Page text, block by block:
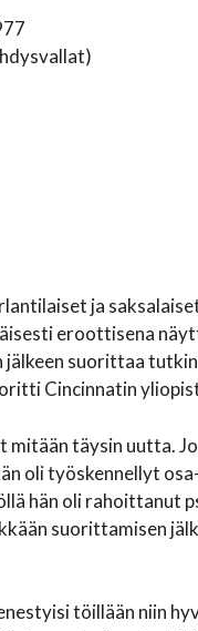
ja
eroottisena
jälkeen suorittaa
Cincinnatin
mitään täysin uutta.
oli työskennellyt
hän oli rahoittanut
suorittamisen
töillään niin